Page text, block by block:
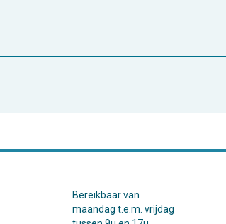
Bereikbaar van
maandag t.e.m. vrijdag